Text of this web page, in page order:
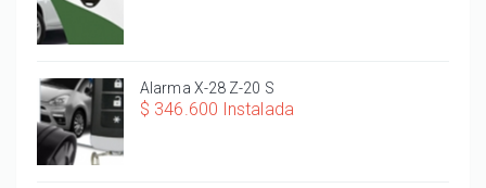
Alarma X-28 Z-20 S
$ 346.600 Instalada